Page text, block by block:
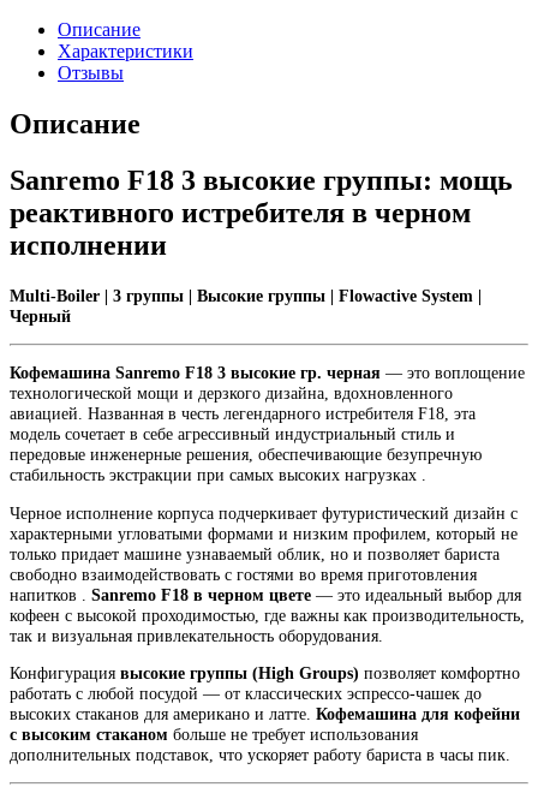
Описание
Характеристики
Отзывы
Описание
Sanremo F18 3 высокие группы: мощь
реактивного истребителя в черном
исполнении
Multi-Boiler | 3 группы | Высокие группы | Flowactive System |
Черный
Кофемашина Sanremo F18 3 высокие гр. черная — это воплощение
технологической мощи и дерзкого дизайна, вдохновленного
авиацией. Названная в честь легендарного истребителя F18, эта
модель сочетает в себе агрессивный индустриальный стиль и
передовые инженерные решения, обеспечивающие безупречную
стабильность экстракции при самых высоких нагрузках .
Черное исполнение корпуса подчеркивает футуристический дизайн с
характерными угловатыми формами и низким профилем, который не
только придает машине узнаваемый облик, но и позволяет бариста
свободно взаимодействовать с гостями во время приготовления
напитков . Sanremo F18 в черном цвете — это идеальный выбор для
кофеен с высокой проходимостью, где важны как производительность,
так и визуальная привлекательность оборудования.
Конфигурация высокие группы (High Groups) позволяет комфортно
работать с любой посудой — от классических эспрессо-чашек до
высоких стаканов для американо и латте. Кофемашина для кофейни
с высоким стаканом больше не требует использования
дополнительных подставок, что ускоряет работу бариста в часы пик.